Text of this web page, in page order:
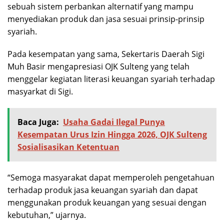
sebuah sistem perbankan alternatif yang mampu
menyediakan produk dan jasa sesuai prinsip-prinsip
syariah.
Pada kesempatan yang sama, Sekertaris Daerah Sigi
Muh Basir mengapresiasi OJK Sulteng yang telah
menggelar kegiatan literasi keuangan syariah terhadap
masyarkat di Sigi.
Baca Juga: Usaha Gadai Ilegal Punya
Kesempatan Urus Izin Hingga 2026, OJK Sulteng
Sosialisasikan Ketentuan
“Semoga masyarakat dapat memperoleh pengetahuan
terhadap produk jasa keuangan syariah dan dapat
menggunakan produk keuangan yang sesuai dengan
kebutuhan,” ujarnya.